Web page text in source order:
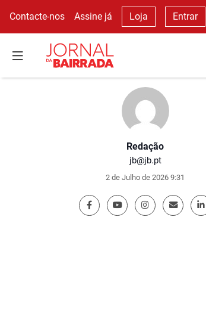
Contacte-nos Assine já Loja Entrar
Redação
jb@jb.pt
2 de Julho de 2026 9:31